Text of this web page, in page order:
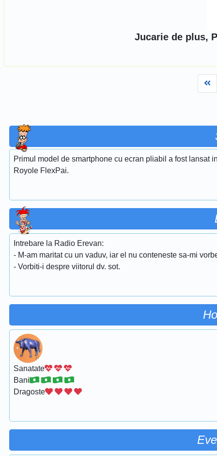
Jucarie de plus,
Primul model de smartphone cu ecran pliabil a fost lansat
Royole FlexPai.
Intrebare la Radio Erevan:
- M-am maritat cu un vaduv, iar el nu conteneste sa-mi
- Vorbiti-i despre viitorul dv. sot.
Sanatate
Bani
Dragoste